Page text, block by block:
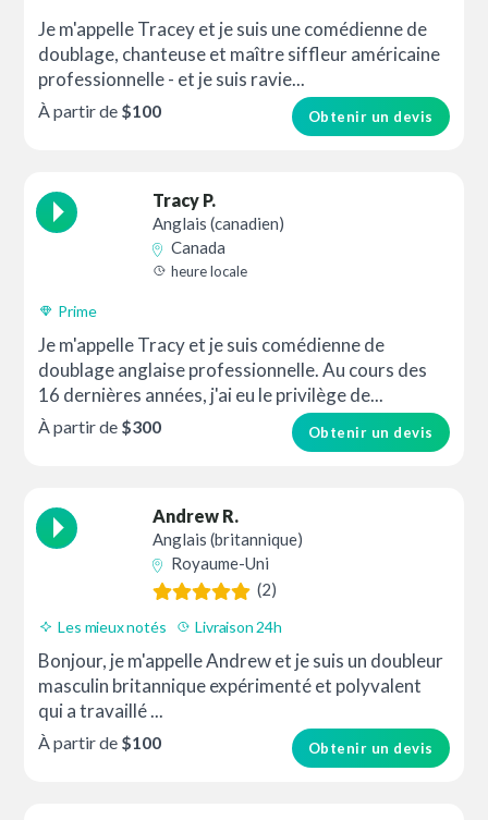
Je m'appelle Tracey et je suis une comédienne de
doublage, chanteuse et maître siffleur américaine
professionnelle - et je suis ravie...
Obtenir un devis
À partir de $100
Tracy P.
Anglais (canadien)
Canada
heure locale
Prime
Je m'appelle Tracy et je suis comédienne de
doublage anglaise professionnelle. Au cours des
16 dernières années, j'ai eu le privilège de...
Obtenir un devis
À partir de $300
Andrew R.
Anglais (britannique)
Royaume-Uni
(2)
Les mieux notés Livraison 24h
Bonjour, je m'appelle Andrew et je suis un doubleur
masculin britannique expérimenté et polyvalent
qui a travaillé ...
Obtenir un devis
À partir de $100